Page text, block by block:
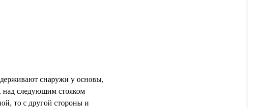
снаружи у основы,
над следующим стояком
то с другой стороны и